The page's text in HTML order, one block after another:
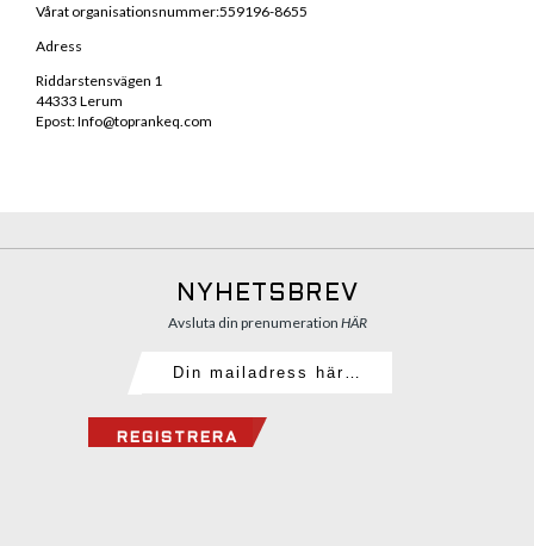
Vårat organisationsnummer:559196-8655
Adress
Riddarstensvägen 1
44333 Lerum
Epost: Info@toprankeq.com
NYHETSBREV
Avsluta din prenumeration HÄR
REGISTRERA